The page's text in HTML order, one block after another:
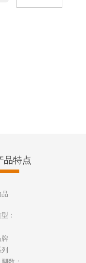
品特点
品
：
牌